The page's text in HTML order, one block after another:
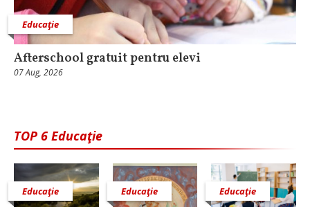
Educaţie
Afterschool gratuit pentru elevi
07 Aug, 2026
TOP 6 Educaţie
Educaţie Educaţie Educaţie